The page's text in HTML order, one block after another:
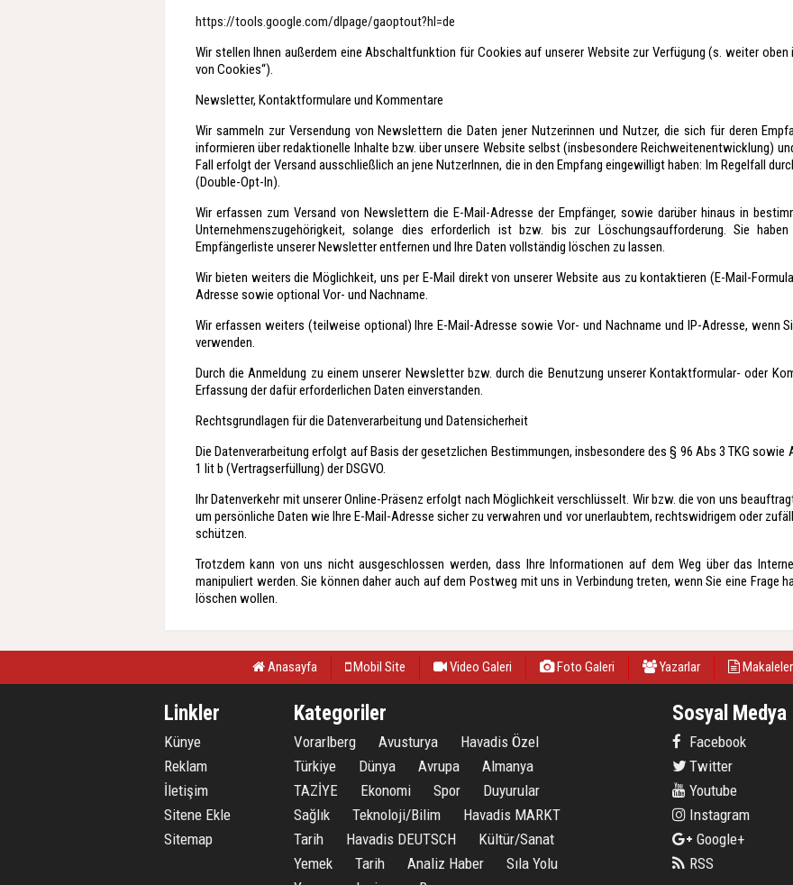
https://tools.google.com/dlpage/gaoptout?hl=de
Wir stellen Ihnen außerdem eine Abschaltfunktion für Cookies auf unserer Website zur Verfügung (s. weiter
von Cookies“).
Newsletter, Kontaktformulare und Kommentare
Wir sammeln zur Versendung von Newslettern die Daten jener Nutzerinnen und Nutzer, die sich für deren
informieren über redaktionelle Inhalte bzw. über unsere Website selbst (insbesondere Reichweitenentwicklung)
Fall erfolgt der Versand ausschließlich an jene NutzerInnen, die in den Empfang eingewilligt haben: Im Regelfall
(Double-Opt-In).
Wir erfassen zum Versand von Newslettern die E-Mail-Adresse der Empfänger, sowie darüber hinaus in
Unternehmenszugehörigkeit, solange dies erforderlich ist bzw. bis zur Löschungsaufforderung. Sie
Empfängerliste unserer Newsletter entfernen und Ihre Daten vollständig löschen zu lassen.
Wir bieten weiters die Möglichkeit, uns per E-Mail direkt von unserer Website aus zu kontaktieren (E-Mail-
Adresse sowie optional Vor- und Nachname.
Wir erfassen weiters (teilweise optional) Ihre E-Mail-Adresse sowie Vor- und Nachname und IP-Adresse, wenn
verwenden.
Durch die Anmeldung zu einem unserer Newsletter bzw. durch die Benutzung unserer Kontaktformular- oder
Erfassung der dafür erforderlichen Daten einverstanden.
Rechtsgrundlagen für die Datenverarbeitung und Datensicherheit
Die Datenverarbeitung erfolgt auf Basis der gesetzlichen Bestimmungen, insbesondere des § 96 Abs 3 TKG
1 lit b (Vertragserfüllung) der DSGVO.
Ihr Datenverkehr mit unserer Online-Präsenz erfolgt nach Möglichkeit verschlüsselt. Wir bzw. die von uns
um persönliche Daten wie Ihre E-Mail-Adresse sicher zu verwahren und vor unerlaubtem, rechtswidrigem oder
schützen.
Trotzdem kann von uns nicht ausgeschlossen werden, dass Ihre Informationen auf dem Weg über das
manipuliert werden. Sie können daher auch auf dem Postweg mit uns in Verbindung treten, wenn Sie eine Frage
löschen wollen.
Anasayfa Mobil Site Video Galeri Foto Galeri Yazarlar Makaleler
Linkler
Künye
Reklam
İletişim
Sitene Ekle
Sitemap
Kategoriler
Vorarlberg Avusturya
Havadis Özel
Türkiye
Dünya Avrupa
Almanya
TAZİYE
Ekonomi Spor
Duyurular
Sağlık
Teknoloji/Bilim
Havadis MARKT
Tarih
Havadis DEUTSCH
Kültür/Sanat
Yemek
Tarih Analiz Haber
Sıla Yolu
Sosyal Medya
Facebook
Twitter
Youtube
Instagram
Google+
RSS